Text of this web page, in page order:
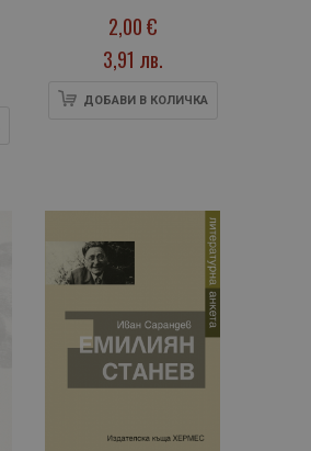
2,00 €
3,91 лв.
ДОБАВИ В КОЛИЧКА